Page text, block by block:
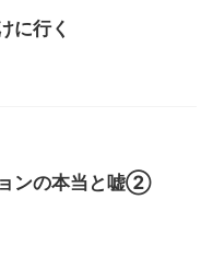
に行く
ンの本当と嘘②